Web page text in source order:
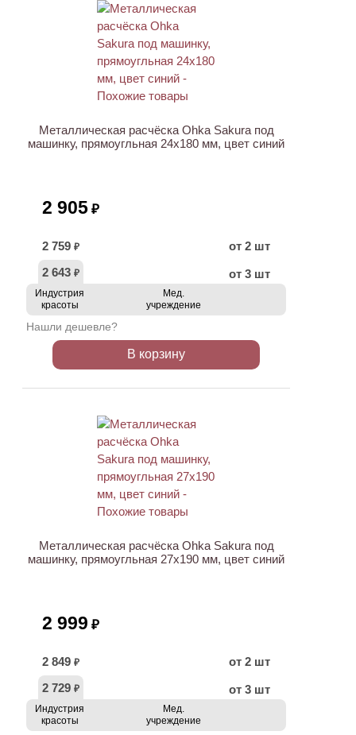
Металлическая расчёска Ohka Sakura под
машинку, прямоугльная 24х180 мм, цвет синий
2 905 ₽
2 759 ₽
от 2 шт
2 643 ₽ от 3 шт
Индустрия
красоты
Мед.
учреждение
Нашли дешевле?
В корзину
Металлическая расчёска Ohka Sakura под
машинку, прямоугльная 27х190 мм, цвет синий
2 999 ₽
2 849 ₽
от 2 шт
2 729 ₽ от 3 шт
Индустрия
красоты
Мед.
учреждение